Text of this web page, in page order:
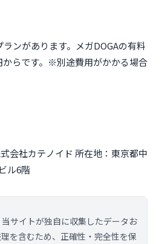
ランがあります。メガDOGAの有料
からです。※別途費用がかかる場合
会社カテノイド 所在地：東京都中
ル6階
サイトが独自に収集したデータお
を含むため、正確性・完全性を保